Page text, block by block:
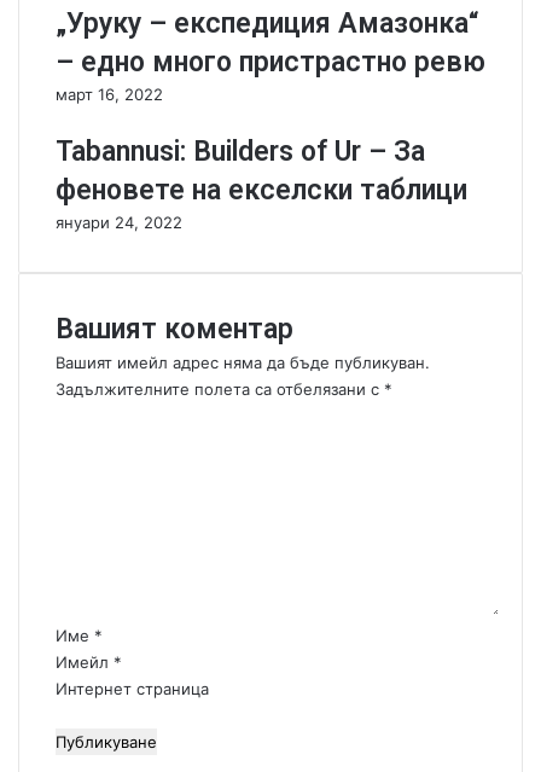
т
е
м
у
з
ш
я
!
с
т
н
и
н
т
ъ
„Уруку – експедиция Амазонка“
– едно много пристрастно ревю
март 16, 2022
Tabannusi: Builders of Ur – За
феновете на екселски таблици
януари 24, 2022
Вашият коментар
Вашият имейл адрес няма да бъде публикуван.
Задължителните полета са отбелязани с *
:
*
Име *
Имейл *
Интернет страница